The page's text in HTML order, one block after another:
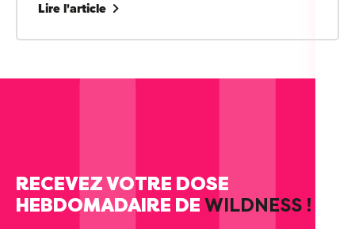
Lire l'article
RECEVEZ VOTRE DOSE
HEBDOMADAIRE DE WILDNESS !